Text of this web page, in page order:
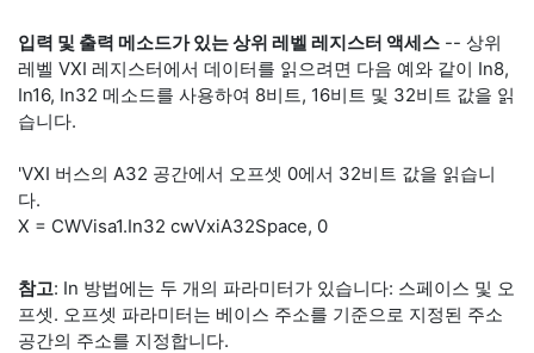
입력 및 출력 메소드가 있는 상위 레벨 레지스터 액세스 -- 상위
레벨 VXI 레지스터에서 데이터를 읽으려면 다음 예와 같이 In8,
In16, In32 메소드를 사용하여 8비트, 16비트 및 32비트 값을 읽
습니다.
'VXI 버스의 A32 공간에서 오프셋 0에서 32비트 값을 읽습니
다.
X = CWVisa1.In32 cwVxiA32Space, 0
참고: In 방법에는 두 개의 파라미터가 있습니다: 스페이스 및 오
프셋. 오프셋 파라미터는 베이스 주소를 기준으로 지정된 주소
공간의 주소를 지정합니다.